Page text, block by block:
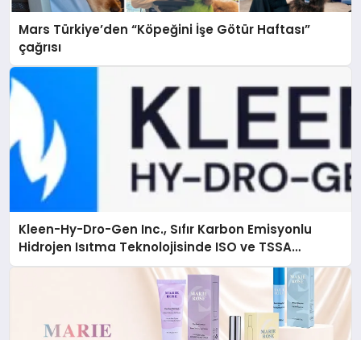
Mars Türkiye’den “Köpeğini İşe Götür Haftası”
çağrısı
Kleen-Hy-Dro-Gen Inc., Sıfır Karbon Emisyonlu
Hidrojen Isıtma Teknolojisinde ISO ve TSSA
Düzenleyici Onaylarını Aldı